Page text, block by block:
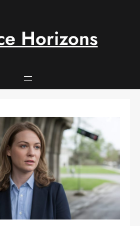
Horizons